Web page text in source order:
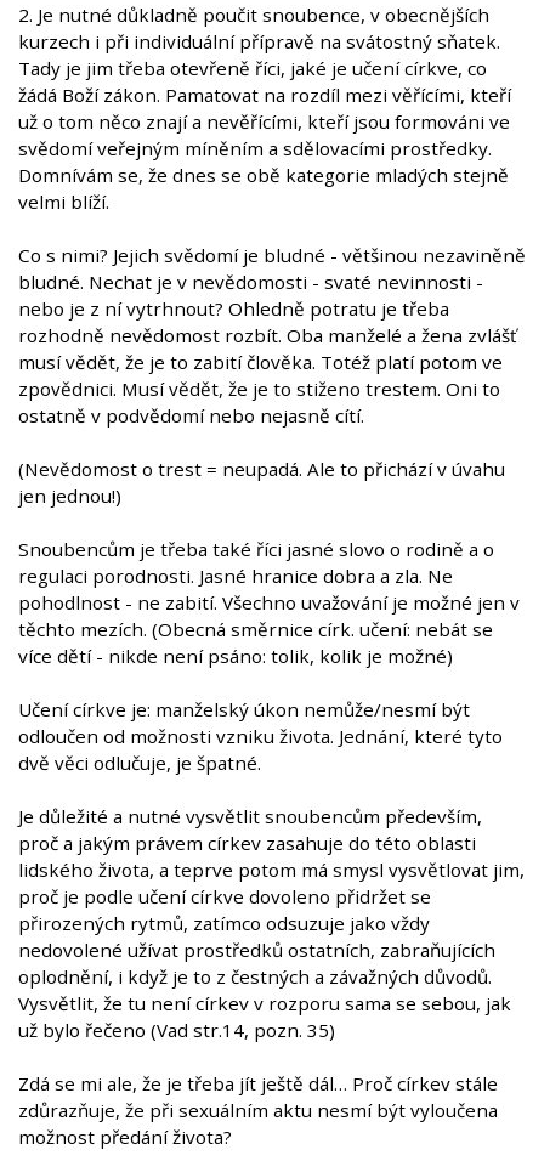
2. Je nutné důkladně poučit snoubence, v obecnějších
kurzech i při individuální přípravě na svátostný sňatek.
Tady je jim třeba otevřeně říci, jaké je učení církve, co
žádá Boží zákon. Pamatovat na rozdíl mezi věřícími, kteří
už o tom něco znají a nevěřícími, kteří jsou formováni ve
svědomí veřejným míněním a sdělovacími prostředky.
Domnívám se, že dnes se obě kategorie mladých stejně
velmi blíží.
Co s nimi? Jejich svědomí je bludné - většinou nezaviněně
bludné. Nechat je v nevědomosti - svaté nevinnosti -
nebo je z ní vytrhnout? Ohledně potratu je třeba
rozhodně nevědomost rozbít. Oba manželé a žena zvlášť
musí vědět, že je to zabití člověka. Totéž platí potom ve
zpovědnici. Musí vědět, že je to stiženo trestem. Oni to
ostatně v podvědomí nebo nejasně cítí.
(Nevědomost o trest = neupadá. Ale to přichází v úvahu
jen jednou!)
Snoubencům je třeba také říci jasné slovo o rodině a o
regulaci porodnosti. Jasné hranice dobra a zla. Ne
pohodlnost - ne zabití. Všechno uvažování je možné jen v
těchto mezích. (Obecná směrnice círk. učení: nebát se
více dětí - nikde není psáno: tolik, kolik je možné)
Učení církve je: manželský úkon nemůže/nesmí být
odloučen od možnosti vzniku života. Jednání, které tyto
dvě věci odlučuje, je špatné.
Je důležité a nutné vysvětlit snoubencům především,
proč a jakým právem církev zasahuje do této oblasti
lidského života, a teprve potom má smysl vysvětlovat jim,
proč je podle učení církve dovoleno přidržet se
přirozených rytmů, zatímco odsuzuje jako vždy
nedovolené užívat prostředků ostatních, zabraňujících
oplodnění, i když je to z čestných a závažných důvodů.
Vysvětlit, že tu není církev v rozporu sama se sebou, jak
už bylo řečeno (Vad str.14, pozn. 35)
Zdá se mi ale, že je třeba jít ještě dál… Proč církev stále
zdůrazňuje, že při sexuálním aktu nesmí být vyloučena
možnost předání života?